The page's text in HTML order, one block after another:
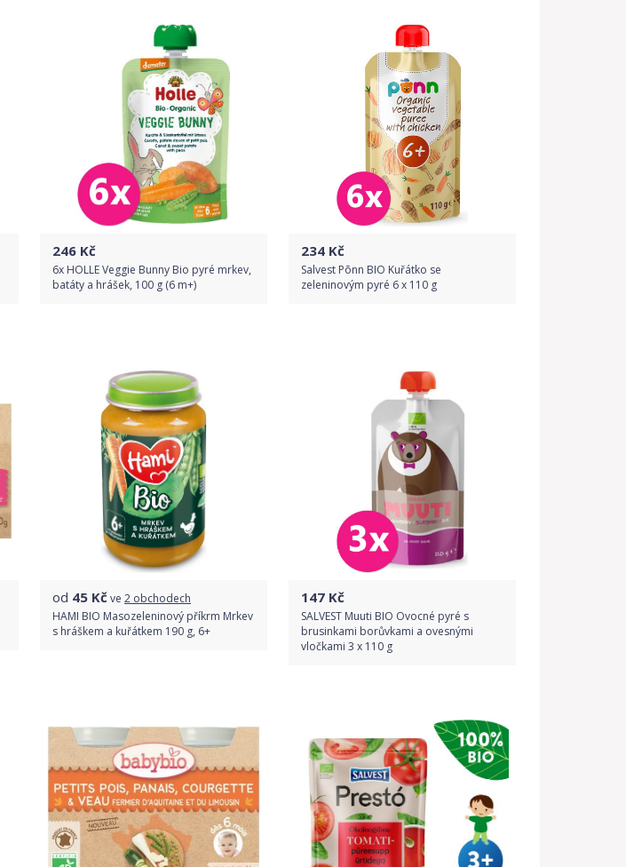
246 Kč
6x HOLLE Veggie Bunny Bio pyré mrkev,
batáty a hrášek, 100 g (6 m+)
Detail produktu
234 Kč
Salvest Põnn BIO Kuřátko se
zeleninovým pyré 6 x 110 g
Detail produktu
od 45 Kčve 2 obchodech
HAMI BIO Masozeleninový příkrm Mrkev
s hráškem a kuřátkem 190 g, 6+
147 Kč
SALVEST Muuti BIO Ovocné pyré s
brusinkami borůvkami a ovesnými
vločkami 3 x 110 g
Detail produktu